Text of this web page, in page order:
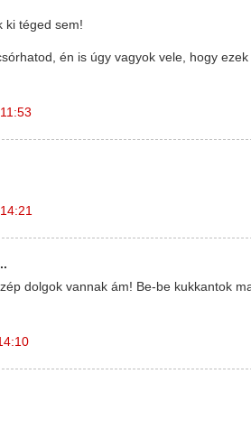
ki téged sem!
én is úgy vagyok vele, hogy
dolgok vannak ám! Be-be kukkantok